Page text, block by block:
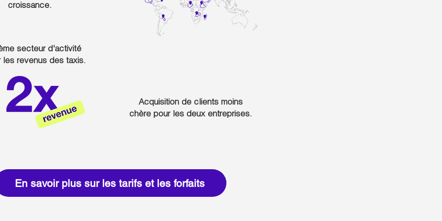
croissance.
secteur d'activité
les revenus des taxis.
Acquisition de clients moins
chère pour les deux entreprises.
En savoir plus sur les tarifs et les forfaits